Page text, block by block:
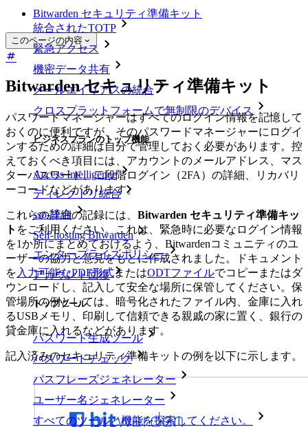
統合されたTOTP
緊急アクセス
機密データ共有
メールエイリアスの統合
クロスプラットフォームで無制限のデバイス
ビジネスプランのトップ機能
Access Intelligence
ディレクトリ統合
sso-統合
Self-hosting Bitwarden
エンタープライズポリシー
アカウント回復
トップツール
パスワード生成ツール
パスワードチェック
パスフレーズジェネレーター
ユーザー名ジェネレーター
すべてのツールと機能を探索してください。
Bitwarden セキュリティ準備キット
このページの内容
Bitwarden セキュリティ準備キット
パスワードマネージャーはすべてのログイン情報を記憶して
おくのに便利ですが、そのパスワードマネージャーにログイ
ンするための詳細は自分で管理しておく必要があります。控
えておくべき項目には、アカウントのメールアドレス、マス
ターパスワード、二段階ログイン（2FA）の詳細、リカバリ
ーコードなどがあります。
これらの詳細の記録には、 Bitwarden セキュリティ準備キッ
ト をご利用ください。これは、緊急時に必要なログイン情報
を1か所にまとめておけるよう、Bitwardenコミュニティのユ
ーザーの協力と意見をもとに作成されました。ドキュメント
を 入力可能なPDF形式またはODTファイルでコピーまたはダ
ウンロードし、記入して安全な場所に保管してください。保
管場所の例としては、暗号化されたファイル内、金庫に入れ
るUSBメモリ、印刷して信頼できる親戚の家に置く、銀行の
貸金庫に入れるなどがあります。
記入済みのセキュリティ準備キットの例を以下に示します。